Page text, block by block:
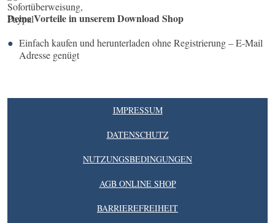
Deine Vorteile in unserem Download Shop
Einfach kaufen und herunterladen ohne Registrierung – E-Mail
Adresse genügt
IMPRESSUM
DATENSCHUTZ
NUTZUNGSBEDINGUNGEN
AGB ONLINE SHOP
BARRIEREFREIHEIT